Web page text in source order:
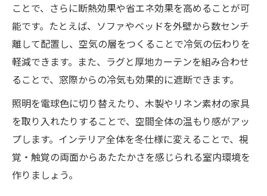
ことで、さらに断熱効果や省エネ効果を高めることが可
能です。たとえば、ソファやベッドを外壁から数センチ
離して配置し、空気の層をつくることで冷気の伝わりを
軽減できます。また、ラグと厚地カーテンを組み合わせ
ることで、窓際からの冷気も効果的に遮断できます。
照明を電球色に切り替えたり、木製やリネン素材の家具
を取り入れたりすることで、空間全体の温もり感がアッ
プします。インテリア全体を冬仕様に変えることで、視
覚・触覚の両面からあたたかさを感じられる室内環境を
作りましょう。